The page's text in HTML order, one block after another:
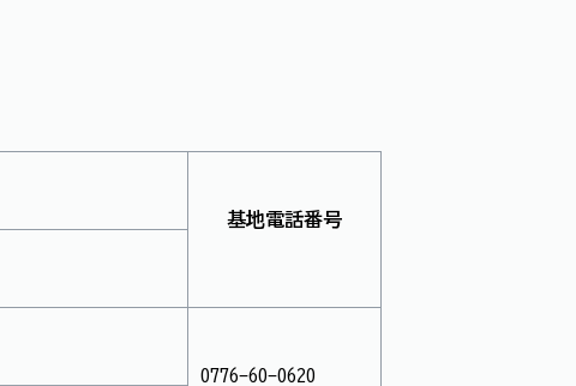
基地電話番号
0776-60-0620